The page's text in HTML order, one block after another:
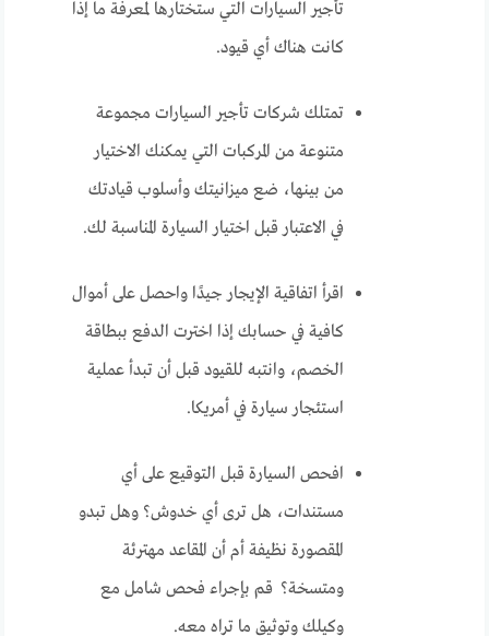
تأجير السيارات التي ستختارها لمعرفة ما إذا
كانت هناك أي قيود.
تمتلك شركات تأجير السيارات مجموعة
متنوعة من المركبات التي يمكنك الاختيار
من بينها، ضع ميزانيتك وأسلوب قيادتك
في الاعتبار قبل اختيار السيارة المناسبة لك.
اقرأ اتفاقية الإيجار جيدًا واحصل على أموال
كافية في حسابك إذا اخترت الدفع ببطاقة
الخصم، وانتبه للقيود قبل أن تبدأ عملية
استئجار سيارة في أمريكا.
افحص السيارة قبل التوقيع على أي
مستندات، هل ترى أي خدوش؟ وهل تبدو
المقصورة نظيفة أم أن المقاعد مهترئة
ومتسخة؟ قم بإجراء فحص شامل مع
وكيلك وتوثيق ما تراه معه.